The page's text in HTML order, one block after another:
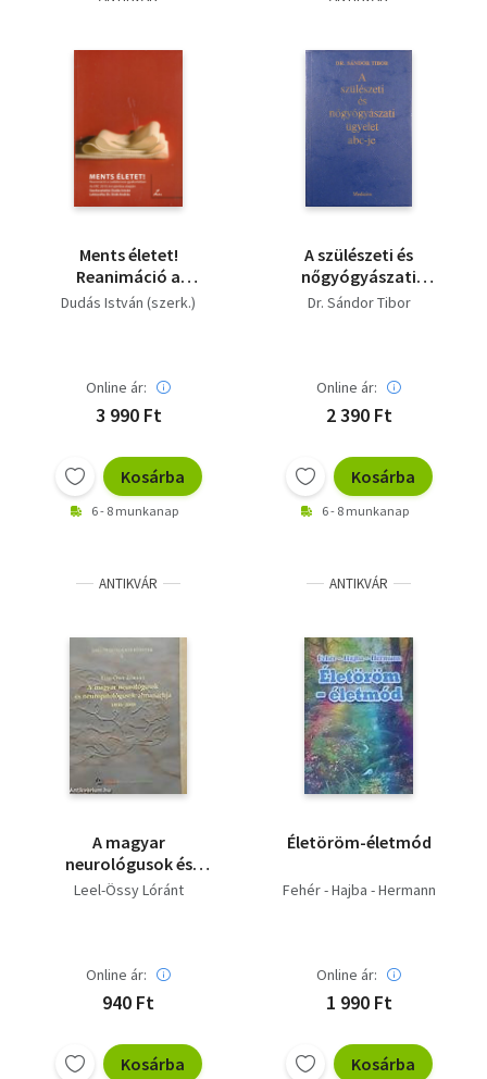
Ments életet!
Reanimáció a
családorvosi
Dudás István (szerk.)
Online ár:
3 990 Ft
Kosárba
6 - 8 munkanap
A szülészeti és
nőgyógyászati
ügyelet abc-je
Dr. Sándor Tibor
Online ár:
2 390 Ft
Kosárba
6 - 8 munkanap
ANTIKVÁR
A magyar
neurológusok és
neuropatológusok
Leel-Össy Lóránt
Online ár:
940 Ft
Kosárba
ANTIKVÁR
Életöröm-életmód
Fehér - Hajba - Hermann
Online ár:
1 990 Ft
Kosárba